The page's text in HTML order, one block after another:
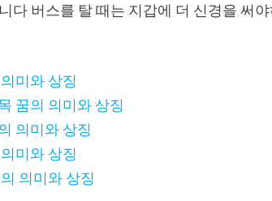
다 버스를 탈 때는 지갑에 더 신경을 써
미와 상징
꿈의 의미와 상징
의미와 상징
미와 상징
의미와 상징